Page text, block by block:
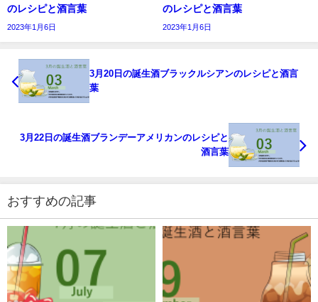
のレシピと酒言葉
2023年1月6日
のレシピと酒言葉
2023年1月6日
3月20日の誕生酒ブラックルシアンのレシピと酒言
葉
3月22日の誕生酒ブランデーアメリカンのレシピと
酒言葉
おすすめの記事